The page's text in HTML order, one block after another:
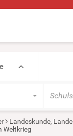
Landeskunde,
Weltkrieg